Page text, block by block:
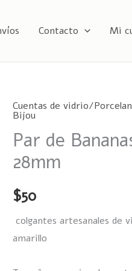
Contacto Mi
Cuentas de vidrio/
Bijou
Par de
28mm
$50
colgantes artesanales de
amarillo
Par
Bananas
cuentas
vidrio
28mm
cantidad